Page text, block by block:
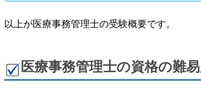
以上が医療事務管理士の受験概要です。
医療事務管理士の資格の難